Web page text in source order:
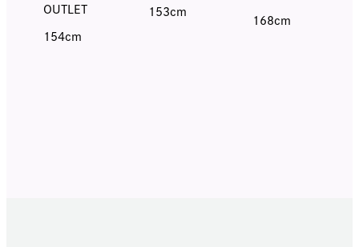
OUTLET
154cm
153cm
168cm